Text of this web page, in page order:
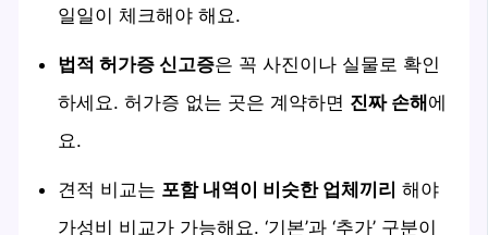
일일이 체크해야 해요.
법적 허가증 신고증은 꼭 사진이나 실물로 확인
하세요. 허가증 없는 곳은 계약하면 진짜 손해 에
요.
견적 비교는 포함 내역이 비슷한 업체끼리 해야
가성비 비교가 가능해요. ‘기본’과 ‘추가’ 구분이